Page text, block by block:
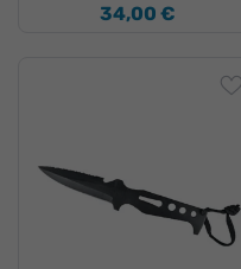
34,00 €